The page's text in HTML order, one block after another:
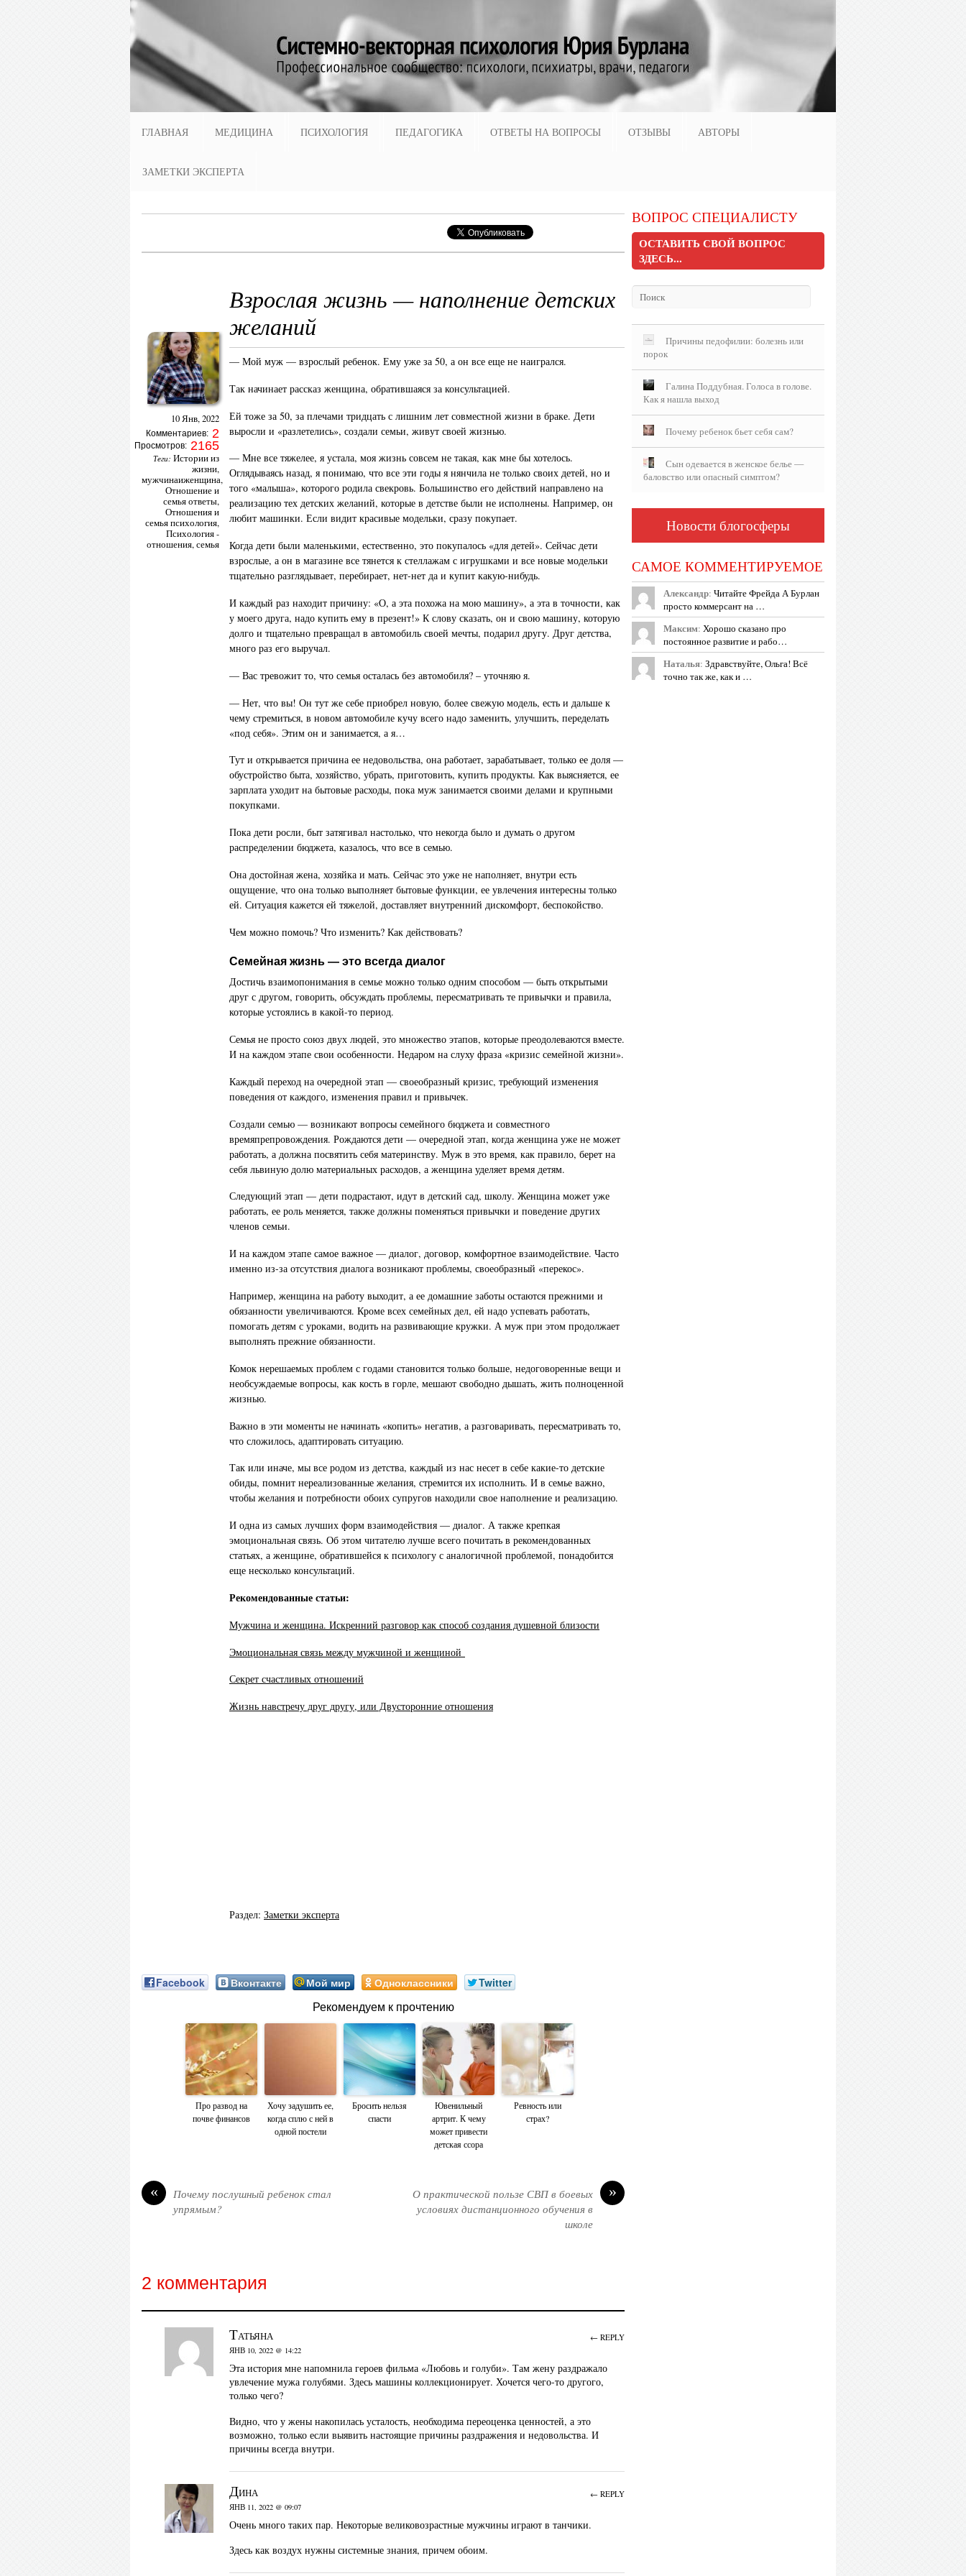
ГЛАВНАЯ МЕДИЦИНА ПСИХОЛОГИЯ ПЕДАГОГИКА ОТВЕТЫ НА ВОПРОСЫ ОТЗЫВЫ АВТОРЫ
ЗАМЕТКИ ЭКСПЕРТА
Взрослая жизнь — наполнение детских
желаний
— Мой муж — взрослый ребенок. Ему уже за 50, а он все еще не наигрался.
Так начинает рассказ женщина, обратившаяся за консультацией.
Ей тоже за 50, за плечами тридцать с лишним лет совместной жизни в браке. Дети
выросли и «разлетелись», создали семьи, живут своей жизнью.
— Мне все тяжелее, я устала, моя жизнь совсем не такая, как мне бы хотелось.
Оглядываясь назад, я понимаю, что все эти годы я нянчила не только своих детей, но и
того «малыша», которого родила свекровь. Большинство его действий направлено на
реализацию тех детских желаний, которые в детстве были не исполнены. Например, он
любит машинки. Если видит красивые модельки, сразу покупает.
Когда дети были маленькими, естественно, это покупалось «для детей». Сейчас дети
взрослые, а он в магазине все тянется к стеллажам с игрушками и все новые модельки
тщательно разглядывает, перебирает, нет-нет да и купит какую-нибудь.
И каждый раз находит причину: «О, а эта похожа на мою машину», а эта в точности, как
у моего друга, надо купить ему в презент!» К слову сказать, он и свою машину, которую
долго и тщательно превращал в автомобиль своей мечты, подарил другу. Друг детства,
много раз его выручал.
— Вас тревожит то, что семья осталась без автомобиля? – уточняю я.
— Нет, что вы! Он тут же себе приобрел новую, более свежую модель, есть и дальше к
чему стремиться, в новом автомобиле кучу всего надо заменить, улучшить, переделать
«под себя». Этим он и занимается, а я…
Тут и открывается причина ее недовольства, она работает, зарабатывает, только ее доля —
обустройство быта, хозяйство, убрать, приготовить, купить продукты. Как выясняется, ее
зарплата уходит на бытовые расходы, пока муж занимается своими делами и крупными
покупками.
Пока дети росли, быт затягивал настолько, что некогда было и думать о другом
распределении бюджета, казалось, что все в семью.
Она достойная жена, хозяйка и мать. Сейчас это уже не наполняет, внутри есть
ощущение, что она только выполняет бытовые функции, ее увлечения интересны только
ей. Ситуация кажется ей тяжелой, доставляет внутренний дискомфорт, беспокойство.
Чем можно помочь? Что изменить? Как действовать?
Семейная жизнь — это всегда диалог
Достичь взаимопонимания в семье можно только одним способом — быть открытыми
друг с другом, говорить, обсуждать проблемы, пересматривать те привычки и правила,
которые устоялись в какой-то период.
Семья не просто союз двух людей, это множество этапов, которые преодолеваются вместе.
И на каждом этапе свои особенности. Недаром на слуху фраза «кризис семейной жизни».
Каждый переход на очередной этап — своеобразный кризис, требующий изменения
поведения от каждого, изменения правил и привычек.
Создали семью — возникают вопросы семейного бюджета и совместного
времяпрепровождения. Рождаются дети — очередной этап, когда женщина уже не может
работать, а должна посвятить себя материнству. Муж в это время, как правило, берет на
себя львиную долю материальных расходов, а женщина уделяет время детям.
Следующий этап — дети подрастают, идут в детский сад, школу. Женщина может уже
работать, ее роль меняется, также должны поменяться привычки и поведение других
членов семьи.
И на каждом этапе самое важное — диалог, договор, комфортное взаимодействие. Часто
именно из-за отсутствия диалога возникают проблемы, своеобразный «перекос».
Например, женщина на работу выходит, а ее домашние заботы остаются прежними и
обязанности увеличиваются. Кроме всех семейных дел, ей надо успевать работать,
помогать детям с уроками, водить на развивающие кружки. А муж при этом продолжает
выполнять прежние обязанности.
Комок нерешаемых проблем с годами становится только больше, недоговоренные вещи и
необсуждаемые вопросы, как кость в горле, мешают свободно дышать, жить полноценной
жизнью.
Важно в эти моменты не начинать «копить» негатив, а разговаривать, пересматривать то,
что сложилось, адаптировать ситуацию.
Так или иначе, мы все родом из детства, каждый из нас несет в себе какие-то детские
обиды, помнит нереализованные желания, стремится их исполнить. И в семье важно,
чтобы желания и потребности обоих супругов находили свое наполнение и реализацию.
И одна из самых лучших форм взаимодействия — диалог. А также крепкая
эмоциональная связь. Об этом читателю лучше всего почитать в рекомендованных
статьях, а женщине, обратившейся к психологу с аналогичной проблемой, понадобится
еще несколько консультаций.
Рекомендованные статьи:
Мужчина и женщина. Искренний разговор как способ создания душевной близости
Эмоциональная связь между мужчиной и женщиной
Секрет счастливых отношений
Жизнь навстречу друг другу, или Двусторонние отношения
Раздел: Заметки эксперта
10 Янв, 2022
Комментариев: 2
Просмотров: 2165
Теги: Истории из
жизни,
мужчинаиженщина,
Отношение и
семья ответы,
Отношения и
семья психология,
Психология -
отношения,семья
Facebook Вконтакте Мой мир Одноклассники Twitter
Рекомендуем к прочтению
Про развод на
почве финансов
Хочу задушить ее,
когда сплю с ней в
одной постели
Бросить нельзя
спасти
Ювенильный
артрит. К чему
может привести
детская ссора
Ревность или
страх?
«
Почему послушный ребенок стал
упрямым?
»
О практической пользе СВП в боевых
условиях дистанционного обучения в
школе
2 комментария
Татьяна
ЯНВ 10, 2022 @ 14:22
Эта история мне напомнила героев фильма «Любовь и голуби». Там жену раздражало
увлечение мужа голубями. Здесь машины коллекционирует. Хочется чего-то другого,
только чего?
Видно, что у жены накопилась усталость, необходима переоценка ценностей, а это
возможно, только если выявить настоящие причины раздражения и недовольства. И
причины всегда внутри.
← REPLY
Дина
ЯНВ 11, 2022 @ 09:07
Очень много таких пар. Некоторые великовозрастные мужчины играют в танчики.
Здесь как воздух нужны системные знания, причем обоим.
← REPLY
ВОПРОС СПЕЦИАЛИСТУ
ОСТАВИТЬ СВОЙ ВОПРОС
ЗДЕСЬ...
Причины педофилии: болезнь или
порок
Галина Поддубная. Голоса в голове.
Как я нашла выход
Почему ребенок бьет себя сам?
Сын одевается в женское белье —
баловство или опасный симптом?
Новости блогосферы
САМОЕ КОММЕНТИРУЕМОЕ
Александр: Читайте Фрейда А Бурлан
просто коммерсант на …
Максим: Хорошо сказано про
постоянное развитие и рабо…
Наталья: Здравствуйте, Ольга! Всё
точно так же, как и …